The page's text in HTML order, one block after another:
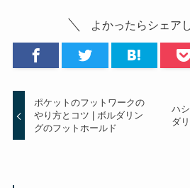
よかったらシェア
ポケットのフットワークの
やり方とコツ | ボルダリン
グのフットホールド
ハ
ダ